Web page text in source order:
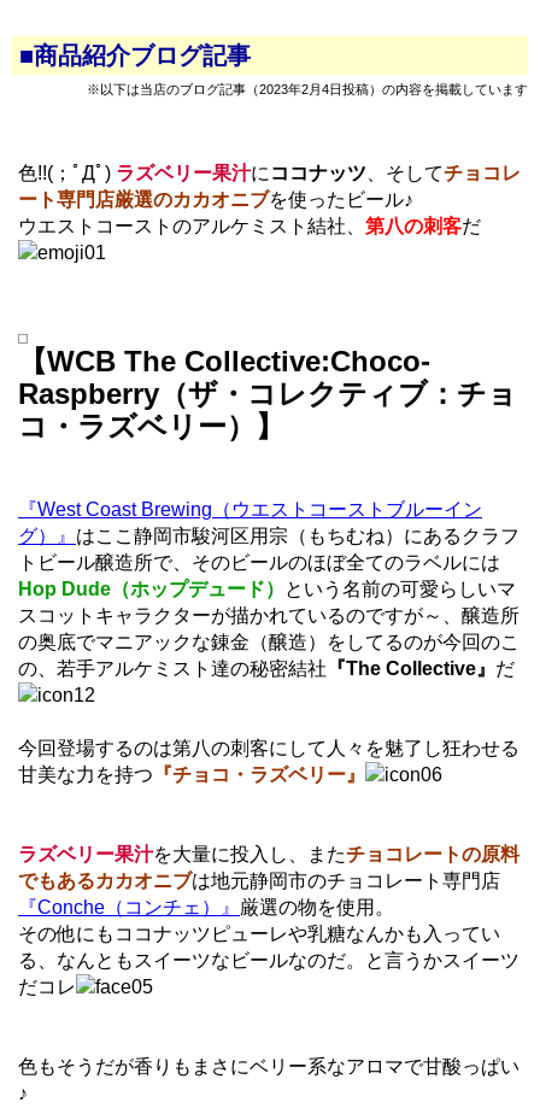
■商品紹介ブログ記事
※以下は当店のブログ記事（2023年2月4日投稿）の内容を掲載しています
色!!(；ﾟДﾟ) ラズベリー果汁に ココナッツ 、そしてチョコレ
ート専門店厳選のカカオニブを使ったビール♪
ウエストコーストのアルケミスト結社、 第八の刺客だ
【WCB The Collective:Choco-
Raspberry（ザ・コレクティブ：チョ
コ・ラズベリー）】
『West Coast Brewing（ウエストコーストブルーイン
グ）』 はここ静岡市駿河区用宗（もちむね）にあるクラフ
トビール醸造所で、そのビールのほぼ全てのラベルには
Hop Dude（ホップデュード）
という名前の可愛らしいマ
スコットキャラクターが描かれているのですが～、醸造所
の奥底でマニアックな錬金（醸造）をしてるのが今回のこ
の、若手アルケミスト達の秘密結社 『The Collective』 だ
今回登場するのは第八の刺客にして人々を魅了し狂わせる
甘美な力を持つ 『チョコ・ラズベリー』
ラズベリー果汁を大量に投入し、またチョコレートの原料
でもあるカカオニブは地元静岡市のチョコレート専門店
『Conche（コンチェ）』 厳選の物を使用。
その他にもココナッツピューレや乳糖なんかも入ってい
る、なんともスイーツなビールなのだ。と言うかスイーツ
だコレ
色もそうだが香りもまさにベリー系なアロマで甘酸っぱい
♪